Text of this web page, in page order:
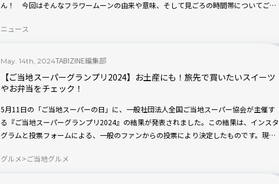
ん！ 今回はそんなフラワームーンの由来や意味、そして見ごろの時間帯についてご紹
ニュース
May. 14th, 2024TABIZINE編集部
【ご当地スーパーグランプリ2024】お土産にも！旅先で買いたいスイーツ
やお弁当をチェック！
5月11日の「ご当地スーパーの日」に、一般社団法人全国ご当地スーパー協会が主催す
る『ご当地スーパーグランプリ2024』の結果が発表されました。この結果は、インスタ
グラムと投票フォームによる、一般のファンからの投票により決定したものです。現地
ろい！ 各部門のグランプリや特別賞、入賞商品を紹介します。
グルメ ご当地グルメ